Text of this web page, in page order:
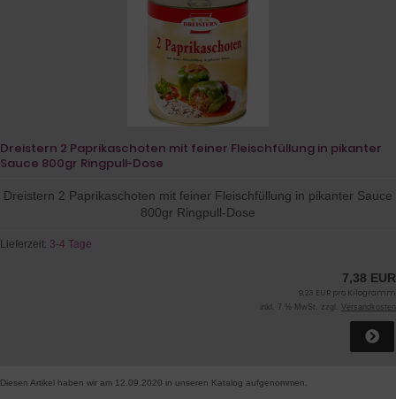
Dreistern 2 Paprikaschoten mit feiner Fleischfüllung in pikanter
Sauce 800gr Ringpull-Dose
Dreistern 2 Paprikaschoten mit feiner Fleischfüllung in pikanter Sauce
800gr Ringpull-Dose
Lieferzeit: 3-4 Tage
7,38 EUR
9,23 EUR pro Kilogramm
inkl. 7 % MwSt. zzgl. Versandkosten
Diesen Artikel haben wir am 12.09.2020 in unseren Katalog aufgenommen.